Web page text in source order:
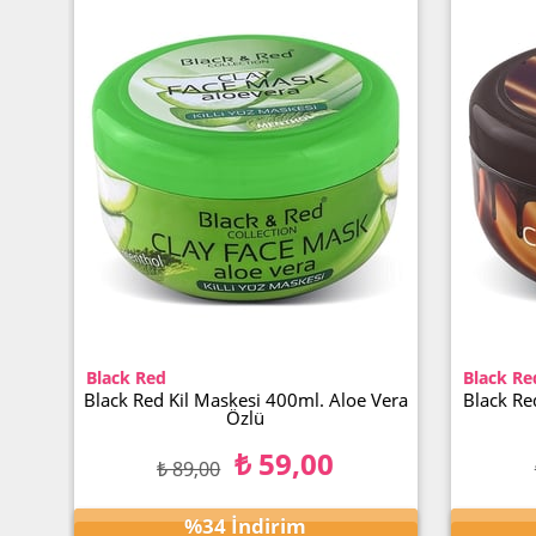
Black Red
Black Red Kil Maskesi 400ml. Argan Yağlı
₺ 59,00
₺ 89,00
Ürünü İncele
%34İndirim
Black Red
Black